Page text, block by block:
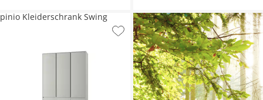
pinio Kleiderschrank Swing